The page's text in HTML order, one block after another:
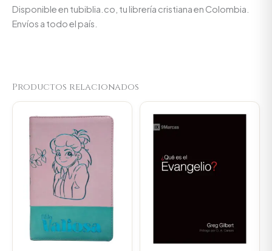
Disponible en tubiblia.co, tu librería cristiana en Colombia.
Envíos a todo el país.
Productos relacionados
price
was:
$107.000.
Current
price
is:
$101.650.
price
Current
price